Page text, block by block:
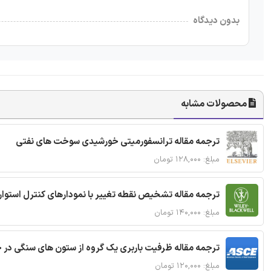
بدون دیدگاه
محصولات مشابه
ترجمه مقاله ترانسفورمیتی خورشیدی سوخت های نفتی
مبلغ: ۱۲۸,۰۰۰ تومان
ترجمه مقاله تشخیص نقطه تغییر با نمودارهای کنترل
مبلغ: ۱۴۰,۰۰۰ تومان
ترجمه مقاله ظرفیت باربری یک گروه از ستون های سنگی
مبلغ: ۱۲۰,۰۰۰ تومان